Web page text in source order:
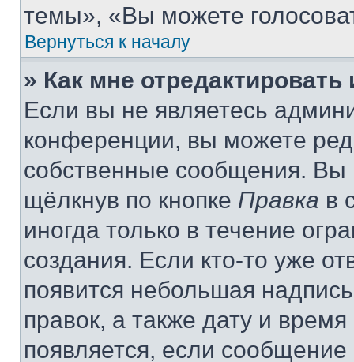
темы», «Вы можете
Вернуться к началу
» Как мне
Если вы не являетесь
конференции, вы можете
собственные сообщения. Вы
щёлкнув по кнопке Правка в
иногда только в течение
создания. Если кто-то уже
появится небольшая
правок, а также дату и
появляется, если